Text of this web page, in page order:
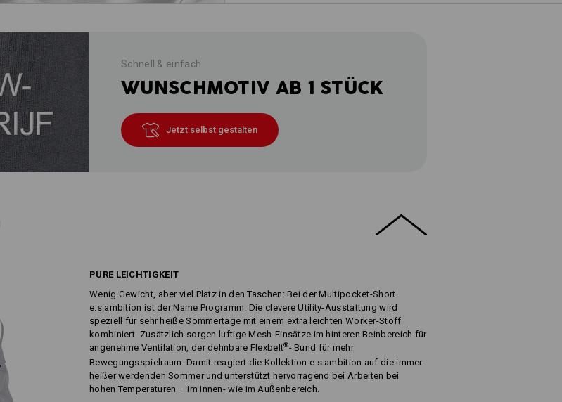
Schnell & einfach
WUNSCHMOTIV AB 1 STÜCK
Jetzt selbst gestalten
PURE LEICHTIGKEIT
Wenig Gewicht, aber viel Platz in den Taschen: Bei der Multipocket-Short
e.s.ambition ist der Name Programm. Die clevere Utility-Ausstattung wird
speziell für sehr heiße Sommertage mit einem extra leichten Worker-Stoff
kombiniert. Zusätzlich sorgen luftige Mesh-Einsätze im hinteren Beinbereich für
angenehme Ventilation, der dehnbare Flexbelt®- Bund für mehr
Bewegungsspielraum. Damit reagiert die Kollektion e.s.ambition auf die immer
heißer werdenden Sommer und unterstützt hervorragend bei Arbeiten bei
hohen Temperaturen – im Innen- wie im Außenbereich.